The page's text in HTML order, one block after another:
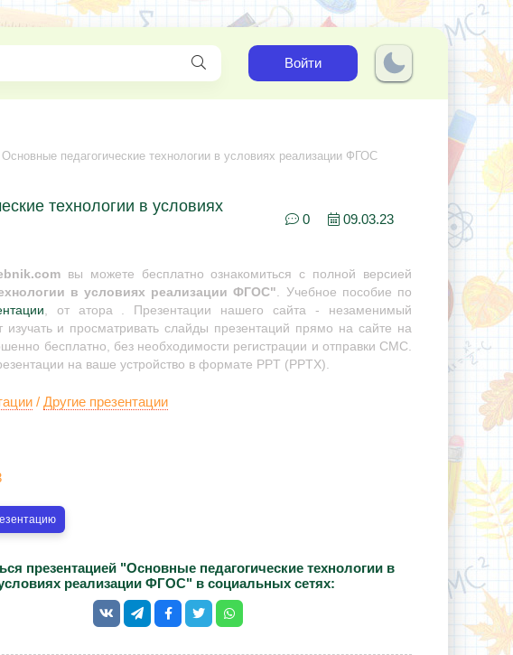
Войти
Основные педагогические технологии в условиях реализации ФГОС
технологии в условиях
0 09.03.23
вы можете бесплатно ознакомиться с полной версией
в условиях реализации ФГОС". Учебное пособие по
, от атора . Презентации нашего сайта - незаменимый
изучать и просматривать слайды презентаций прямо на сайте на
бесплатно, без необходимости регистрации и отправки СМС.
на ваше устройство в формате PPT (PPTX).
/ Другие презентации
презентацией "Основные педагогические технологии в
реализации ФГОС" в социальных сетях: